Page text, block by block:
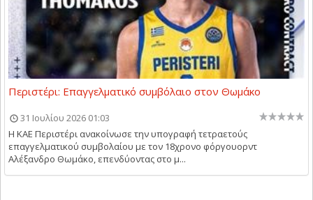
Περιστέρι: Επαγγελματικό συμβόλαιο στον Θωμάκο
31 Ιουλίου 2026 01:03
Η ΚΑΕ Περιστέρι ανακοίνωσε την υπογραφή τετραετούς
επαγγελματικού συμβολαίου με τον 18χρονο φόργουορντ
Αλέξανδρο Θωμάκο, επενδύοντας στο μ...